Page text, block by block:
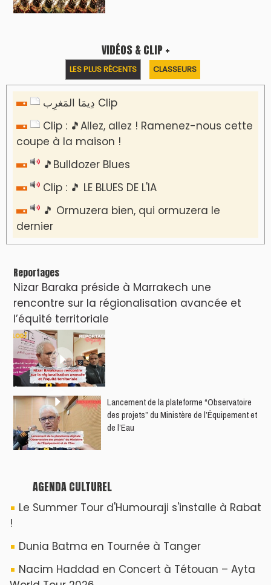
VIDÉOS & CLIP +
LES PLUS RÉCENTS CLASSEURS
دِيمَا المَغرِب Clip
Clip : 🎵Allez, allez ! Ramenez-nous cette
coupe à la maison !
🎵Bulldozer Blues
Clip : 🎵 LE BLUES DE L'IA
🎵 Ormuzera bien, qui ormuzera le
dernier
Reportages
Nizar Baraka préside à Marrakech une
rencontre sur la régionalisation avancée et
l’équité territoriale
​Lancement de la plateforme “Observatoire
des projets” du Ministère de l’Équipement et
de l’Eau
AGENDA CULTUREL
Le Summer Tour d'Humouraji s'installe à Rabat
!
Dunia Batma en Tournée à Tanger
Nacim Haddad en Concert à Tétouan – Ayta